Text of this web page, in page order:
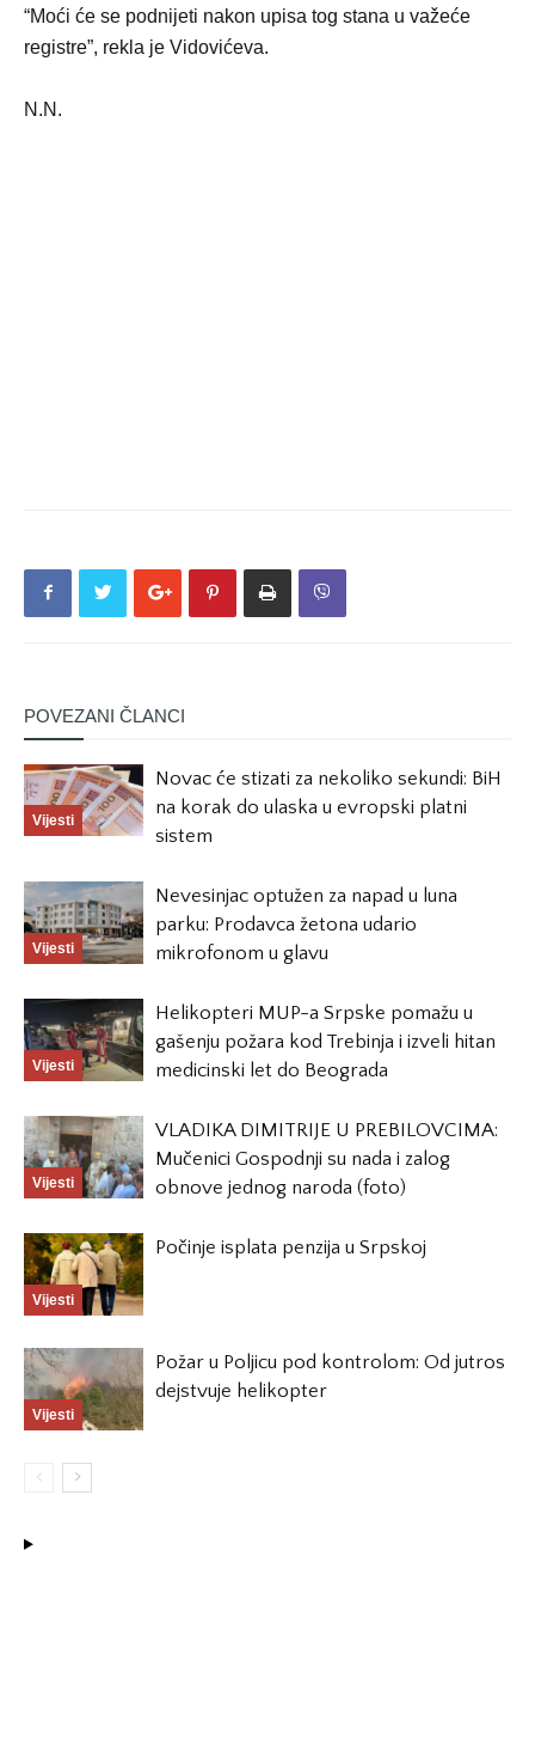
“Moći će se podnijeti nakon upisa tog stana u važeće
registre”, rekla je Vidovićeva.
N.N.
POVEZANI ČLANCI
Vijesti
Novac će stizati za nekoliko sekundi: BiH
na korak do ulaska u evropski platni
sistem
Vijesti
Nevesinjac optužen za napad u luna
parku: Prodavca žetona udario
mikrofonom u glavu
Vijesti
Helikopteri MUP-a Srpske pomažu u
gašenju požara kod Trebinja i izveli hitan
medicinski let do Beograda
Vijesti
VLADIKA DIMITRIJE U PREBILOVCIMA:
Mučenici Gospodnji su nada i zalog
obnove jednog naroda (foto)
Vijesti
Počinje isplata penzija u Srpskoj
Vijesti
Požar u Poljicu pod kontrolom: Od jutros
dejstvuje helikopter